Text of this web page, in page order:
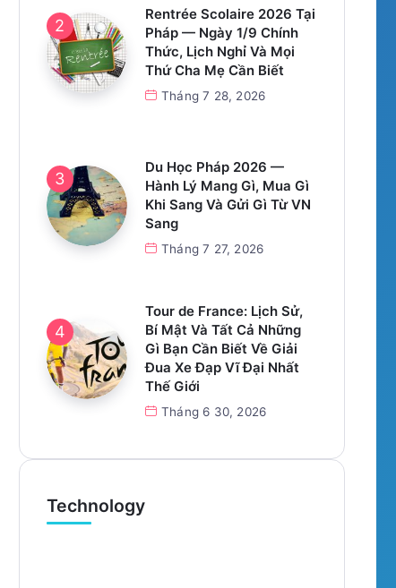
Rentrée Scolaire 2026 Tại
Pháp — Ngày 1/9 Chính
Thức, Lịch Nghỉ Và Mọi
Thứ Cha Mẹ Cần Biết
Tháng 7 28, 2026
Du Học Pháp 2026 —
Hành Lý Mang Gì, Mua Gì
Khi Sang Và Gửi Gì Từ VN
Sang
Tháng 7 27, 2026
Tour de France: Lịch Sử,
Bí Mật Và Tất Cả Những
Gì Bạn Cần Biết Về Giải
Đua Xe Đạp Vĩ Đại Nhất
Thế Giới
Tháng 6 30, 2026
Technology